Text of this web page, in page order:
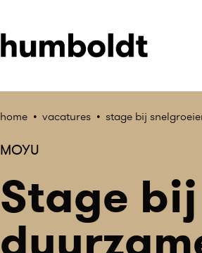
home • vacatures • stage bij
MOYU
Stage